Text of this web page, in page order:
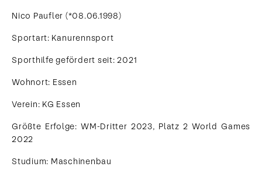
Nico Paufler (*08.06.1998)
Sportart: Kanurennsport
Sporthilfe gefördert seit: 2021
Wohnort: Essen
Verein: KG Essen
Größte Erfolge: WM-Dritter 2023, Platz 2 World Games
2022
Studium: Maschinenbau